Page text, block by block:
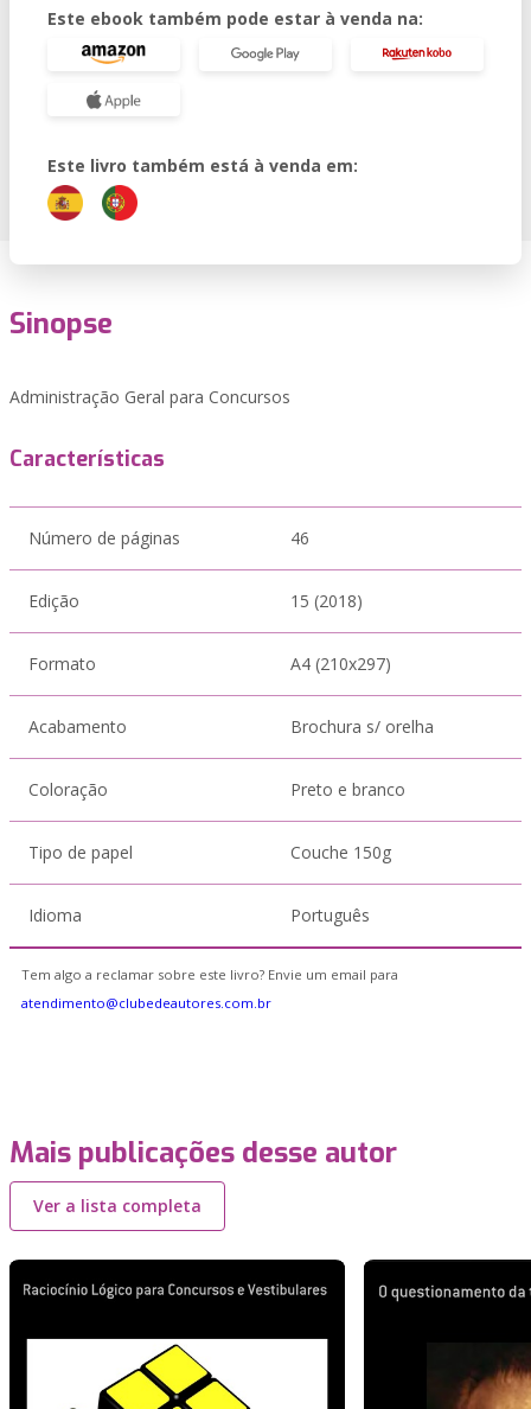
Este ebook também pode estar à venda na:
Este livro também está à venda em:
Sinopse
Administração Geral para Concursos
Características
Número de páginas 46
Edição 15 (2018)
Formato A4 (210x297)
Acabamento Brochura s/ orelha
Coloração Preto e branco
Tipo de papel Couche 150g
Idioma Português
Tem algo a reclamar sobre este livro? Envie um email para
atendimento@clubedeautores.com.br
Mais publicações desse autor
Ver a lista completa